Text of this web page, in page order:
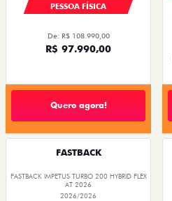
PESSOA FÍSICA
De: R$ 108.990,00
R$ 97.990,00
Quero agora!
FASTBACK
FASTBACK IMPETUS TURBO 200 HYBRID FLEX
AT 2026
2026/2026